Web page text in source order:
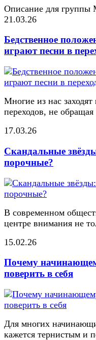
Описание для группы
21.03.26
Бедственное
играют песни в
Многие из нас
переходов, не
17.03.26
Скандальные
порочные?
В современном
центре внимания не
15.02.26
Почему
поверить в себя
Для многих
кажется тернистым и